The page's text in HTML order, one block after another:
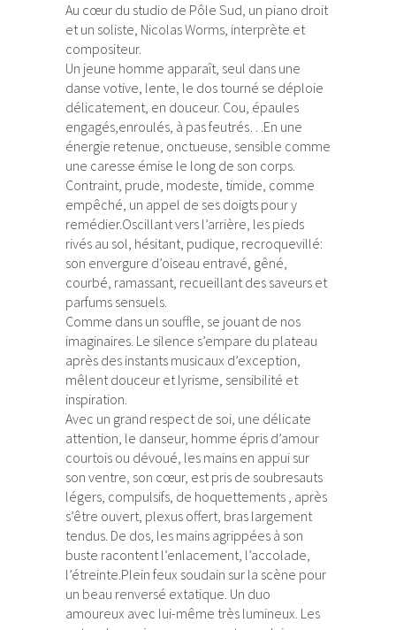
Au cœur du studio de Pôle Sud, un piano droit
et un soliste, Nicolas Worms, interprète et
compositeur.
Un jeune homme apparaît, seul dans une
danse votive, lente, le dos tourné se déploie
délicatement, en douceur. Cou, épaules
engagés,enroulés, à pas feutrés…En une
énergie retenue, onctueuse, sensible comme
une caresse émise le long de son corps.
Contraint, prude, modeste, timide, comme
empêché, un appel de ses doigts pour y
remédier.Oscillant vers l’arrière, les pieds
rivés au sol, hésitant, pudique, recroquevillé:
son envergure d’oiseau entravé, gêné,
courbé, ramassant, recueillant des saveurs et
parfums sensuels.
Comme dans un souffle, se jouant de nos
imaginaires. Le silence s’empare du plateau
après des instants musicaux d’exception,
mêlent douceur et lyrisme, sensibilité et
inspiration.
Avec un grand respect de soi, une délicate
attention, le danseur, homme épris d’amour
courtois ou dévoué, les mains en appui sur
son ventre, son cœur, est pris de soubresauts
légers, compulsifs, de hoquettements , après
s’être ouvert, plexus offert, bras largement
tendus. De dos, les mains agrippées à son
buste racontent l’enlacement, l’accolade,
l’étreinte.Plein feux soudain sur la scène pour
un beau renversé extatique. Un duo
amoureux avec lui-même très lumineux. Les